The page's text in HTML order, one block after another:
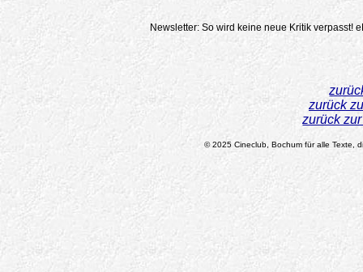
Newsletter: So wird keine neue Kritik verpasst!
zurück
zurück
© 2025 Cineclub, Bochum für alle Texte,